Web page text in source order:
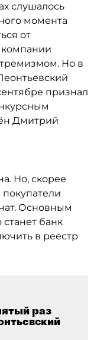
слушалось
момента
от
компании
Но в
признал
Дмитрий
Но, скорее
покупатели
Основным
банк
в реестр
раз